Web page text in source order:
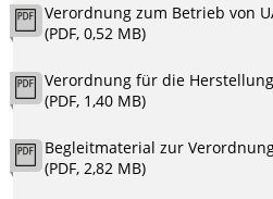
Verordnung zum Betrieb von
(PDF, 0,52 MB)
Verordnung für die Herstellung
(PDF, 1,40 MB)
Begleitmaterial zur
(PDF, 2,82 MB)